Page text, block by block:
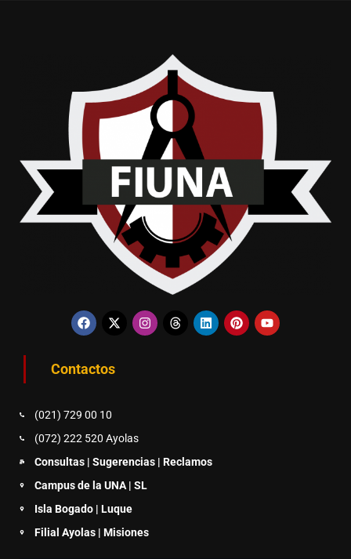
Contactos
(021) 729 00 10
(072) 222 520 Ayolas
Consultas | Sugerencias | Reclamos
Campus de la UNA | SL
Isla Bogado | Luque
Filial Ayolas | Misiones